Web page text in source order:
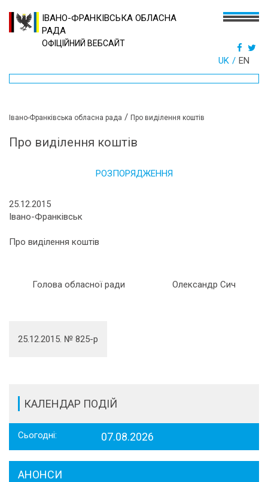
ІВАНО-ФРАНКІВСЬКА ОБЛАСНА
РАДА
ОФІЦІЙНИЙ ВЕБСАЙТ
UK EN
Івано-Франківська обласна рада / Про виділення коштів
Про виділення коштів
РОЗПОРЯДЖЕННЯ
25.12.2015
Івано-Франківськ
Про виділення коштів
Голова обласної ради Олександр Сич
25.12.2015. № 825-р
КАЛЕНДАР ПОДІЙ
Сьогодні: 07.08.2026
АНОНСИ